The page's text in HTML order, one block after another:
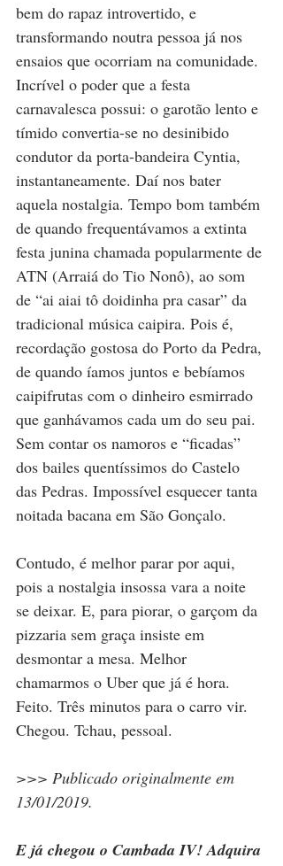
bem do rapaz introvertido, e
transformando noutra pessoa já nos
ensaios que ocorriam na comunidade.
Incrível o poder que a festa
carnavalesca possui: o garotão lento e
tímido convertia-se no desinibido
condutor da porta-bandeira Cyntia,
instantaneamente. Daí nos bater
aquela nostalgia. Tempo bom também
de quando frequentávamos a extinta
festa junina chamada popularmente de
ATN (Arraiá do Tio Nonô), ao som
de “ai aiai tô doidinha pra casar” da
tradicional música caipira. Pois é,
recordação gostosa do Porto da Pedra,
de quando íamos juntos e bebíamos
caipifrutas com o dinheiro esmirrado
que ganhávamos cada um do seu pai.
Sem contar os namoros e “ficadas”
dos bailes quentíssimos do Castelo
das Pedras. Impossível esquecer tanta
noitada bacana em São Gonçalo.
Contudo, é melhor parar por aqui,
pois a nostalgia insossa vara a noite
se deixar. E, para piorar, o garçom da
pizzaria sem graça insiste em
desmontar a mesa. Melhor
chamarmos o Uber que já é hora.
Feito. Três minutos para o carro vir.
Chegou. Tchau, pessoal.
>>> Publicado originalmente em
13/01/2019.
E já chegou o Cambada IV! Adquira